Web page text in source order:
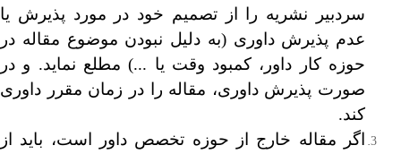
سردبیر نشریه را از تصمیم خود در مورد پذیرش یا
عدم پذیرش داوری (به دلیل نبودن موضوع مقاله در
حوزه کار داور، کمبود وقت یا ...) مطلع نماید. و در
صورت پذیرش داوری، مقاله را در زمان مقرر داوری
کند.
اگر مقاله خارج از حوزه تخصص داور است، باید از